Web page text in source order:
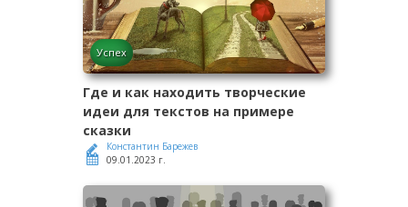
Успех
Где и как находить творческие
идеи для текстов на примере
сказки
Константин Барежев
09.01.2023 г.